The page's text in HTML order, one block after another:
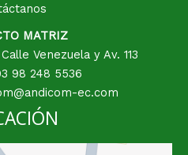
MATRIZ
Venezuela y Av. 113
98 248 5536
ec.com